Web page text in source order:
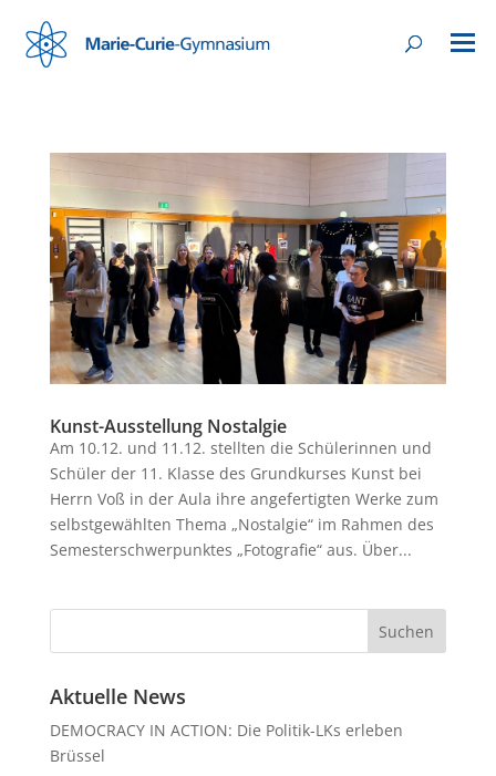
Kunst-Ausstellung Nostalgie
Am 10.12. und 11.12. stellten die Schülerinnen und
Schüler der 11. Klasse des Grundkurses Kunst bei
Herrn Voß in der Aula ihre angefertigten Werke zum
selbstgewählten Thema „Nostalgie“ im Rahmen des
Semesterschwerpunktes „Fotografie“ aus. Über...
Aktuelle News
DEMOCRACY IN ACTION: Die Politik-LKs erleben
Brüssel